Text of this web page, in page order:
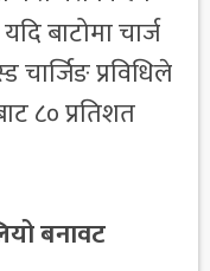
बाटोमा चार्ज
चार्जिङ प्रविधिले
८० प्रतिशत
बनावट